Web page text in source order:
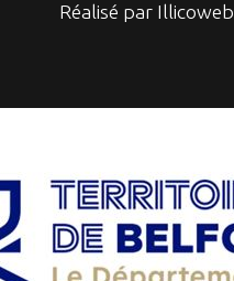
Réalisé par Illicoweb